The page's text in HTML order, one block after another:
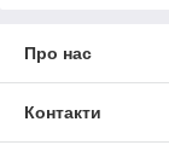
Про нас
Контакти